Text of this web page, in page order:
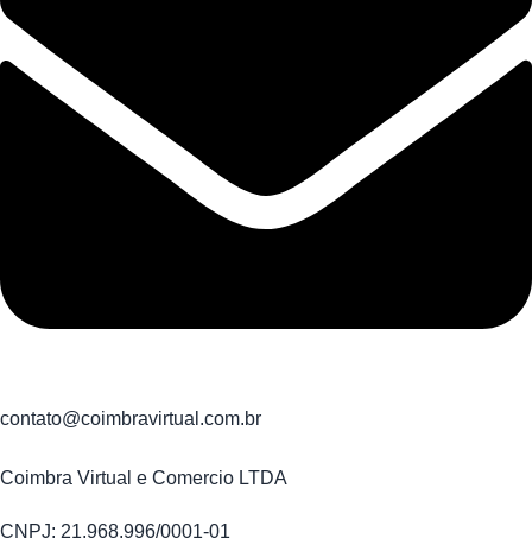
contato@coimbravirtual.com.br
Coimbra Virtual e Comercio LTDA
CNPJ: 21.968.996/0001-01